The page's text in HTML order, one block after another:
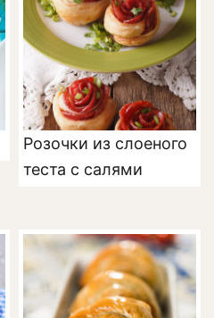
Розочки из слоеного
теста с салями